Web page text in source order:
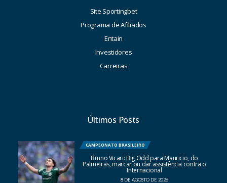
Site Sportingbet
Programa de Afiliados
Entain
Investidores
Carreiras
Últimos Posts
CAMPEONATO BRASILEIRO
Bruno Vicari: Big Odd para Mauricio, do
Palmeiras, marcar ou dar assistência contra o
Internacional
8 DE AGOSTO DE 2026